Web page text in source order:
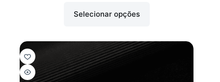
Selecionar opções